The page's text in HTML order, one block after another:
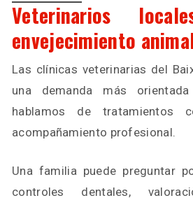
Veterinarios
envejecimiento
Las clínicas veterinarias del
una demanda más
hablamos de tratamientos
acompañamiento profesional.
Una familia puede preguntar
controles dentales,